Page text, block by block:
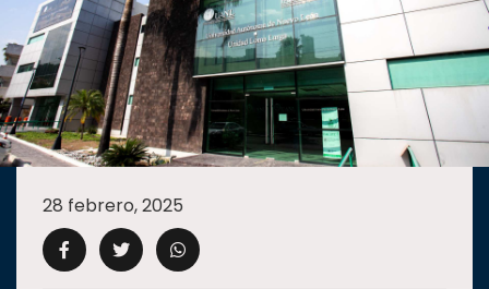
SECCIONES
ACADEMIA
CAMPUS UANL
28 febrero, 2025